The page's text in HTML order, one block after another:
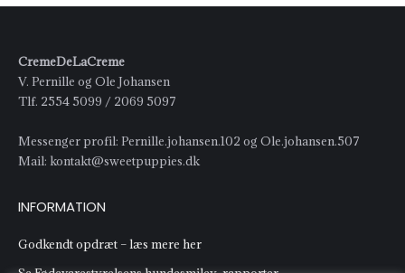
CremeDeLaCreme
V. Pernille og Ole Johansen
Tlf. 2554 5099 / 2069 5097
Messenger profil: Pernille.johansen.102 og Ole.johansen.507
Mail: kontakt@sweetpuppies.dk
INFORMATION
Godkendt opdræt – læs mere her